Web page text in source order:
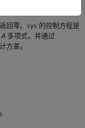
返回零。 sys 的控制方程是
A 多项式，并通过
方差。